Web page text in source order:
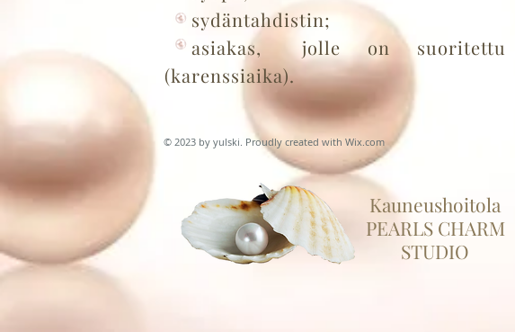
sydäntahdistin;
asiakas, jolle on suoritettu
(karenssiaika).
© 2023 by yulski. Proudly created with Wix.com
Kauneushoitola
PEARLS CHARM
STUDIO